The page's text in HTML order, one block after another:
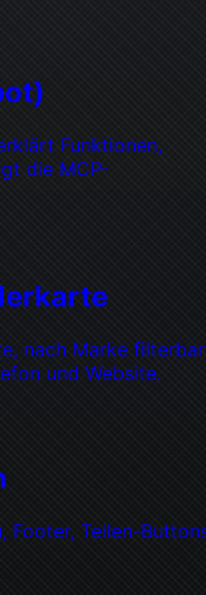
Funktionen,
die MCP-
nach Marke filterbar
und Website.
Footer, Teilen-